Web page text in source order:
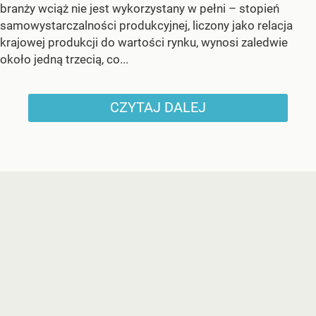
branży wciąż nie jest wykorzystany w pełni – stopień
samowystarczalności produkcyjnej, liczony jako relacja
krajowej produkcji do wartości rynku, wynosi zaledwie
około jedną trzecią, co...
CZYTAJ DALEJ